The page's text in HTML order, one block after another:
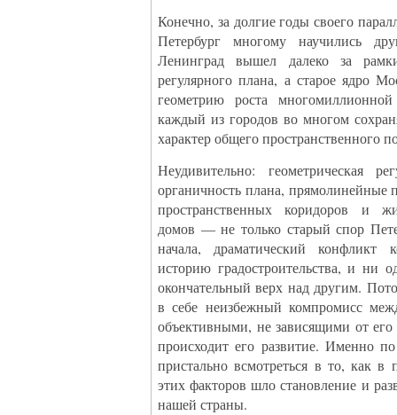
Конечно, за долгие годы своего
Петербург многому научились
Ленинград вышел далеко за
регулярного плана, а старое ядро
геометрию роста
каждый из городов во многом
характер общего пространственного
Неудивительно: геометрическая
органичность плана, прямолинейные
пространственных коридоров и
домов — не только старый спор
начала, драматический конфликт
историю градостроительства, и ни
окончательный верх над другим.
в себе неизбежный компромисс
объективными, не зависящими от
происходит его развитие. Именно
пристально всмотреться в то, как в
этих факторов шло становление и
нашей страны.